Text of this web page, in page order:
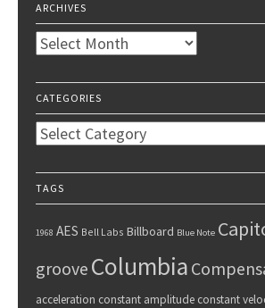
ARCHIVES
Archives
CATEGORIES
Categories
TAGS
1968 AES Bell Labs Billboard Blue Note
groove Columbia
acceleration constant amplitude constant